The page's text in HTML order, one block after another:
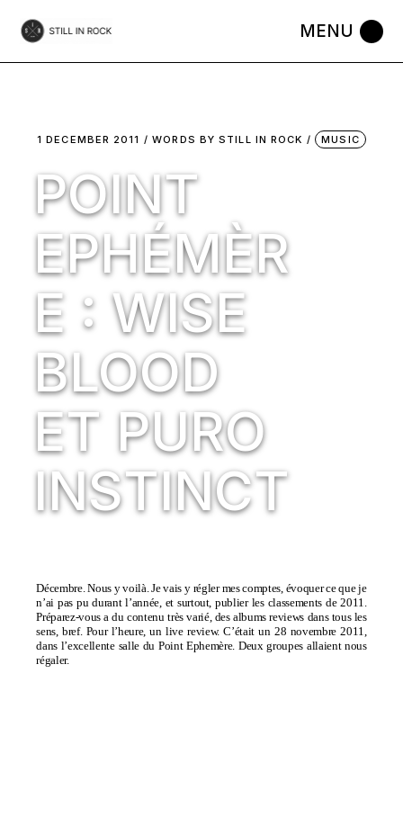
the
1 DECEMBER 2011 WORDS BYSTILL IN ROCK MUSIC
POINT
EPHÉMÈR
E : WISE
BLOOD
ET PURO
INSTINCT
Décembre. Nous y voilà. Je vais y régler mes comptes, évoquer ce que je
n’ai pas pu durant l’année, et surtout, publier les classements de 2011.
Préparez-vous a du contenu très varié, des albums reviews dans tous les
sens, bref. Pour l’heure, un live review. C’était un 28 novembre 2011,
dans l’excellente salle du Point Ephemère. Deux groupes allaient nous
régaler.